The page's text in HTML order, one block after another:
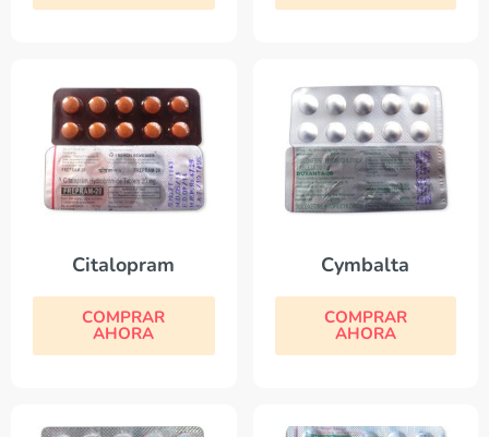
Citalopram
COMPRAR
AHORA
Cymbalta
COMPRAR
AHORA